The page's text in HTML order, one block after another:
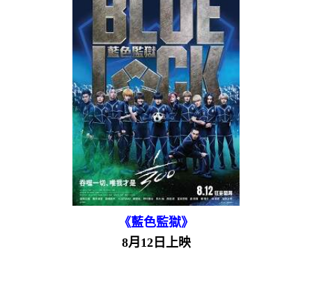
《藍色監獄》
8月12日上映